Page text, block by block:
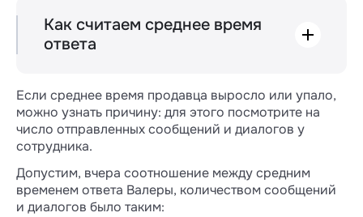
Как считаем среднее время
ответа
ответственный за сделку, контакт или лид,
ответит клиенту или нажмет кнопку
«конверт».
Если от клиента пришло сразу несколько
входящих, то счетчик времени ответа
запускается от первого из них.
Если среднее время продавца выросло или упало,
можно узнать причину: для этого посмотрите на
число отправленных сообщений и диалогов у
сотрудника.
Допустим, вчера соотношение между средним
временем ответа Валеры, количеством сообщений
и диалогов было таким: